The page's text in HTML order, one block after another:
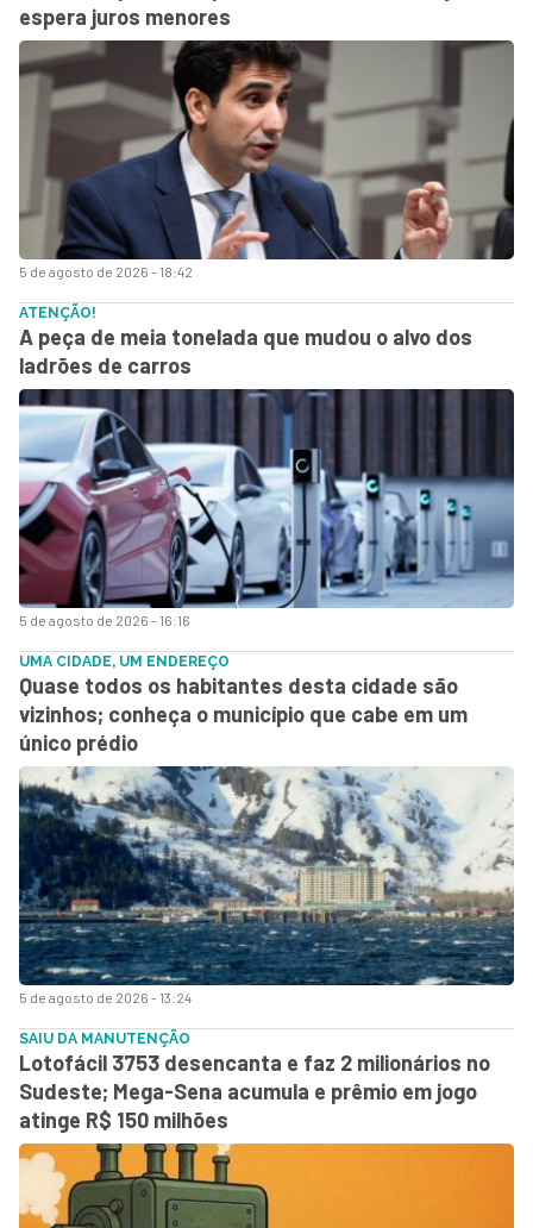
5 de agosto de 2026 - 18:42
espera juros menores
5 de agosto de 2026 - 16:16
ATENÇÃO!
A peça de meia tonelada que mudou o alvo dos
ladrões de carros
5 de agosto de 2026 - 13:24
UMA CIDADE, UM ENDEREÇO
Quase todos os habitantes desta cidade são
vizinhos; conheça o município que cabe em um
único prédio
SAIU DA MANUTENÇÃO
Lotofácil 3753 desencanta e faz 2 milionários no
Sudeste; Mega-Sena acumula e prêmio em jogo
atinge R$ 150 milhões